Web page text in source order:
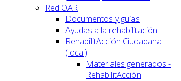
Red OAR
Documentos y guías
Ayudas a la rehabilitación
RehabilitAcción Ciudadana
(local)
Materiales generados -
RehabilitAcción